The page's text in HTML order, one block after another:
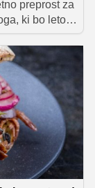
preprost za
ki bo letos
Odlično se
poletnim